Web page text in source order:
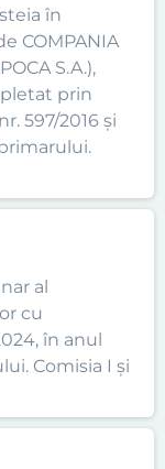
în
COMPANIA
S.A.),
prin
597/2016 și
al
cu
în anul
Comisia I și